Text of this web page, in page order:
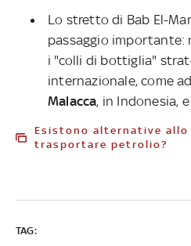
Lo stretto di Bab El-
passaggio importante:
i "colli di bottiglia"
internazionale, come
Malacca, in Indonesia,
Esistono alternative allo Stretto di Hormuz per
trasportare petrolio?
TAG: